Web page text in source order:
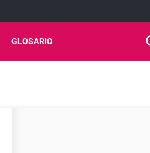
GLOSARIO